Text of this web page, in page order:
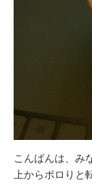
こんばんは、み
上からポロりと